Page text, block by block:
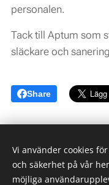
personalen.
Tack till Aptum som
släckare och
Share
Norrlands Motorpark
Vi använder cookies
och säkerhet på vår
möjliga